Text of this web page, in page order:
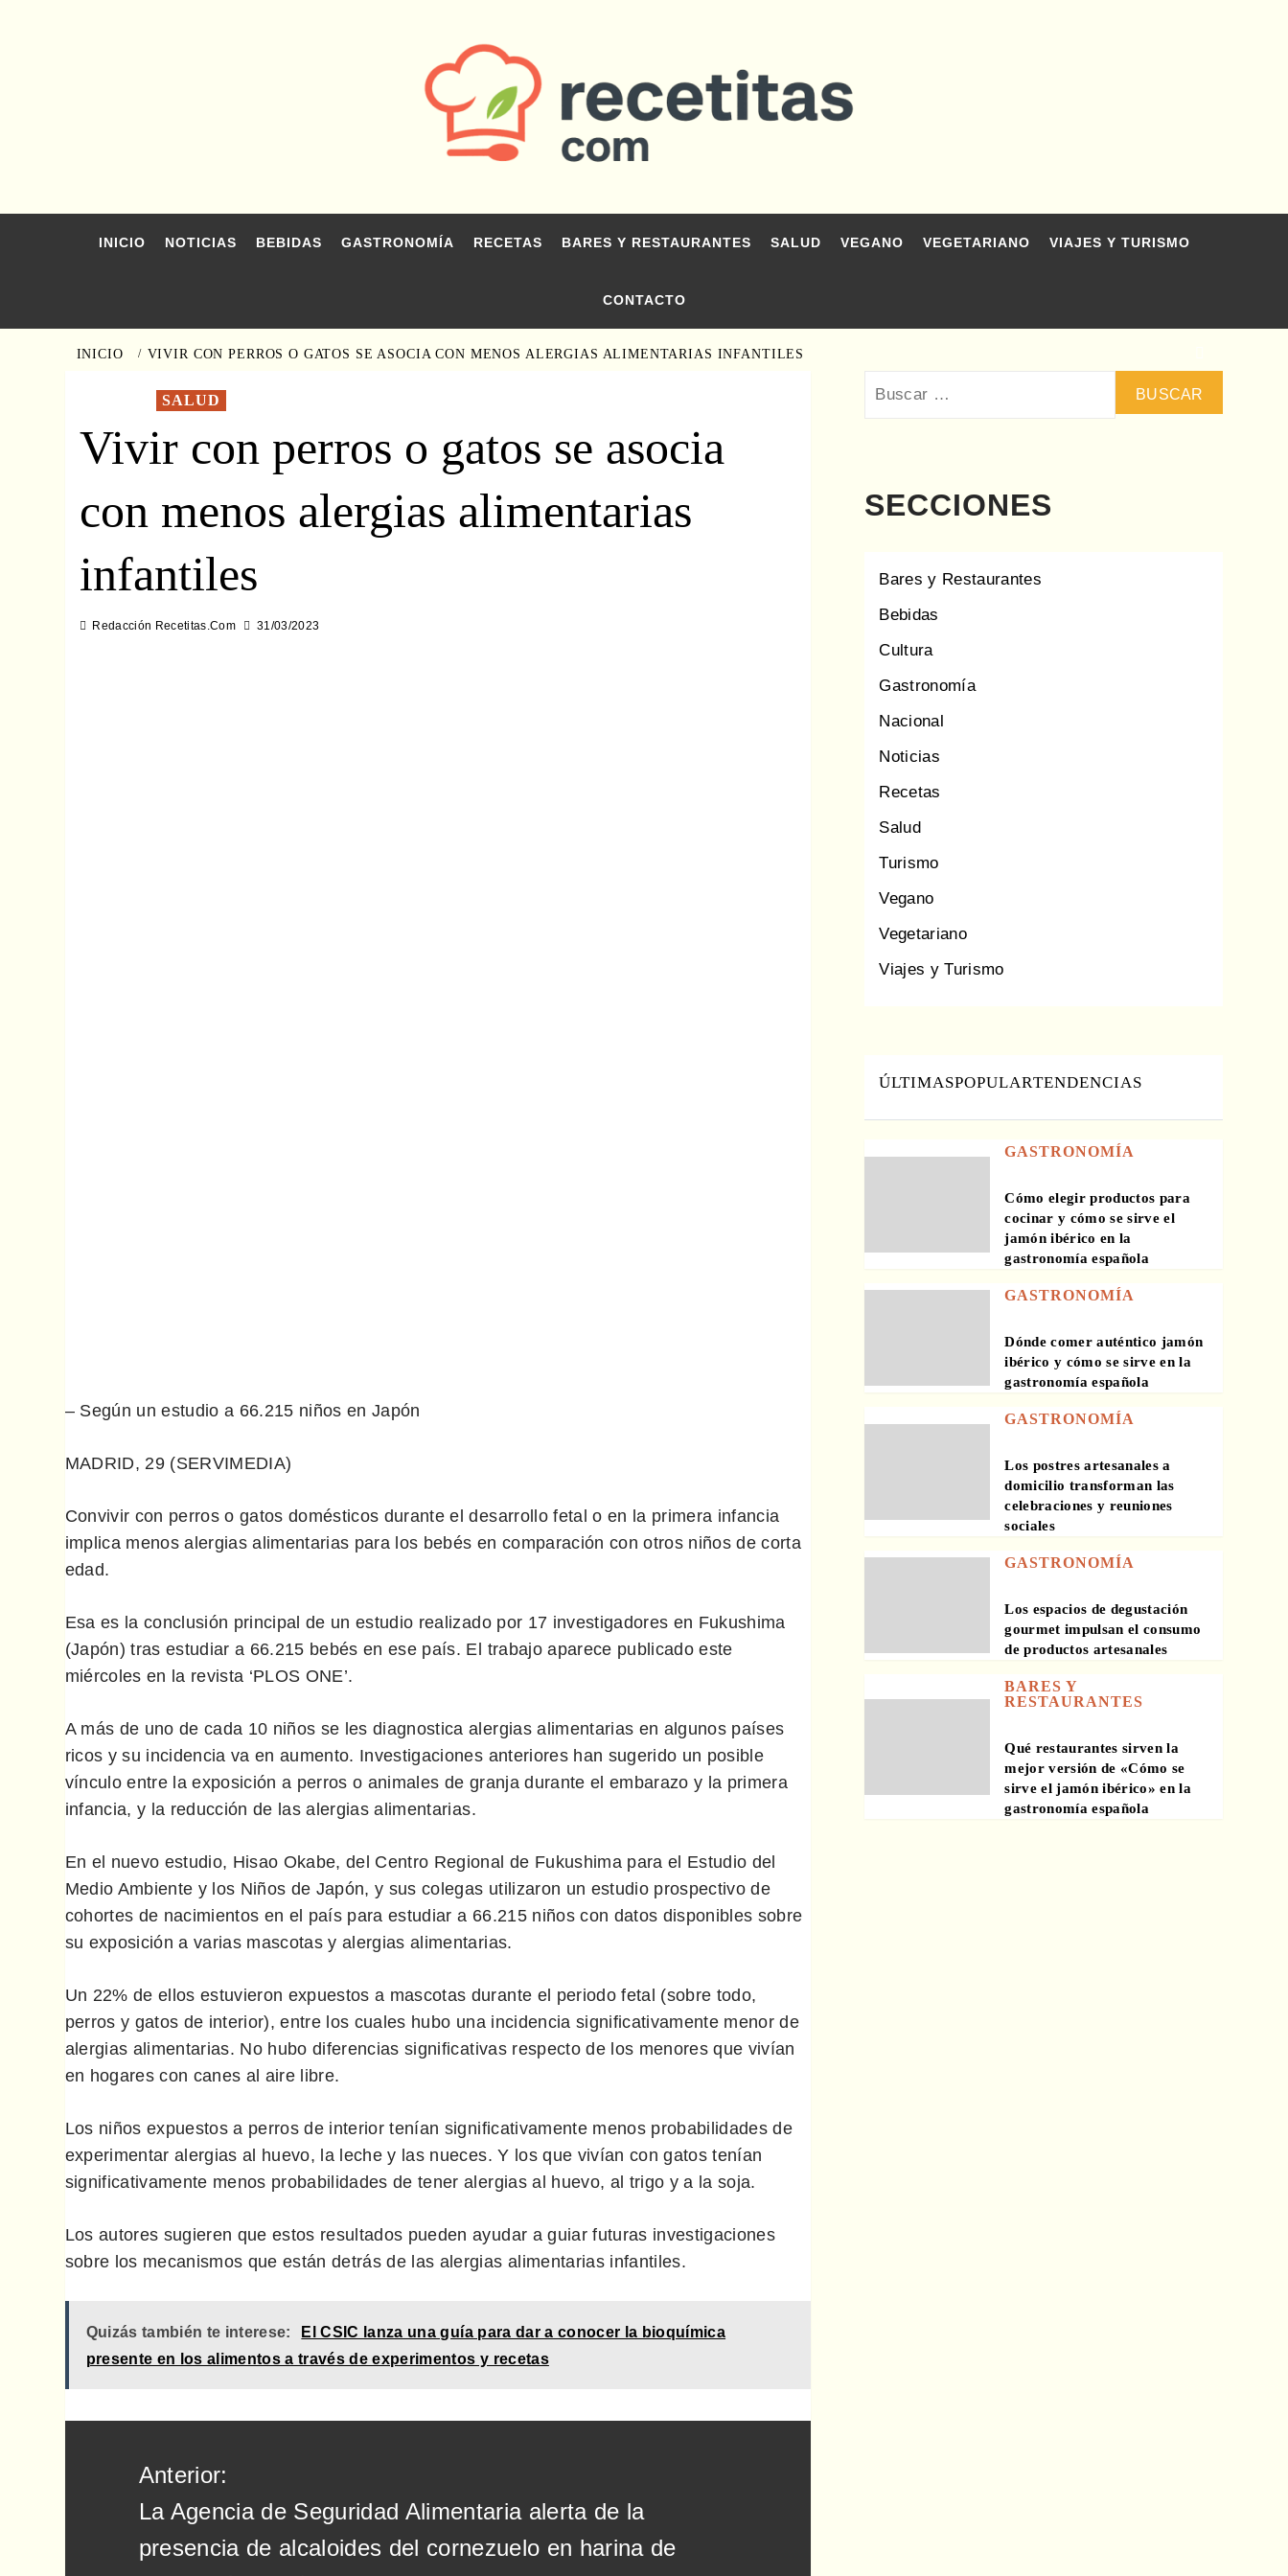
INICIO NOTICIAS BEBIDAS GASTRONOMÍA RECETAS BARES Y RESTAURANTES SALUD VEGANO VEGETARIANO VIAJES Y TURISMO
CONTACTO
INICIO VIVIR CON PERROS O GATOS SE ASOCIA CON MENOS ALERGIAS ALIMENTARIAS INFANTILES
SALUD
Vivir con perros o gatos se asocia
con menos alergias alimentarias
infantiles
Redacción Recetitas.Com 31/03/2023
– Según un estudio a 66.215 niños en Japón
MADRID, 29 (SERVIMEDIA)
Convivir con perros o gatos domésticos durante el desarrollo fetal o en la primera infancia
implica menos alergias alimentarias para los bebés en comparación con otros niños de corta
edad.
Esa es la conclusión principal de un estudio realizado por 17 investigadores en Fukushima
(Japón) tras estudiar a 66.215 bebés en ese país. El trabajo aparece publicado este
miércoles en la revista ‘PLOS ONE’.
A más de uno de cada 10 niños se les diagnostica alergias alimentarias en algunos países
ricos y su incidencia va en aumento. Investigaciones anteriores han sugerido un posible
vínculo entre la exposición a perros o animales de granja durante el embarazo y la primera
infancia, y la reducción de las alergias alimentarias.
En el nuevo estudio, Hisao Okabe, del Centro Regional de Fukushima para el Estudio del
Medio Ambiente y los Niños de Japón, y sus colegas utilizaron un estudio prospectivo de
cohortes de nacimientos en el país para estudiar a 66.215 niños con datos disponibles sobre
su exposición a varias mascotas y alergias alimentarias.
Un 22% de ellos estuvieron expuestos a mascotas durante el periodo fetal (sobre todo,
perros y gatos de interior), entre los cuales hubo una incidencia significativamente menor de
alergias alimentarias. No hubo diferencias significativas respecto de los menores que vivían
en hogares con canes al aire libre.
Los niños expuestos a perros de interior tenían significativamente menos probabilidades de
experimentar alergias al huevo, la leche y las nueces. Y los que vivían con gatos tenían
significativamente menos probabilidades de tener alergias al huevo, al trigo y a la soja.
Los autores sugieren que estos resultados pueden ayudar a guiar futuras investigaciones
sobre los mecanismos que están detrás de las alergias alimentarias infantiles.
Quizás también te interese:
El CSIC lanza una guía para dar a conocer la bioquímica
presente en los alimentos a través de experimentos y recetas
entradas
Anterior:
La Agencia de Seguridad Alimentaria alerta de la
presencia de alcaloides del cornezuelo en harina de
SECCIONES
Bares y Restaurantes
Bebidas
Cultura
Gastronomía
Nacional
Noticias
Recetas
Salud
Turismo
Vegano
Vegetariano
Viajes y Turismo
ÚLTIMASPOPULARTENDENCIAS
GASTRONOMÍA
Cómo elegir productos para
cocinar y cómo se sirve el
jamón ibérico en la
gastronomía española
GASTRONOMÍA
Dónde comer auténtico jamón
ibérico y cómo se sirve en la
gastronomía española
GASTRONOMÍA
Los postres artesanales a
domicilio transforman las
celebraciones y reuniones
sociales
GASTRONOMÍA
Los espacios de degustación
gourmet impulsan el consumo
de productos artesanales
BARES Y
RESTAURANTES
Qué restaurantes sirven la
mejor versión de «Cómo se
sirve el jamón ibérico» en la
gastronomía española